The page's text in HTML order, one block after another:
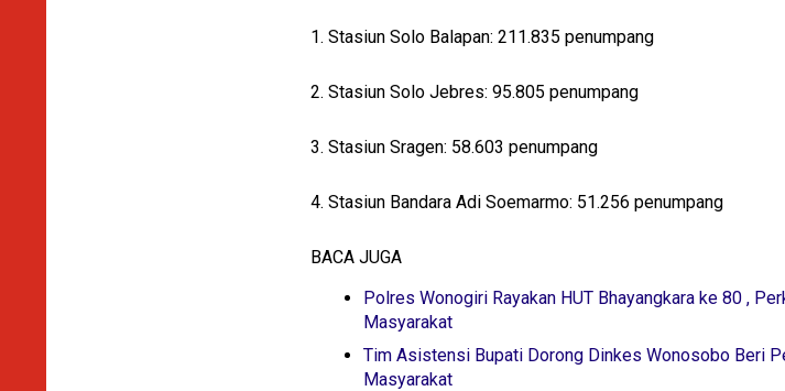
1. Stasiun Solo Balapan: 211.835 penumpang
2. Stasiun Solo Jebres: 95.805 penumpang
3. Stasiun Sragen: 58.603 penumpang
4. Stasiun Bandara Adi Soemarmo: 51.256 penumpang
BACA JUGA
Polres Wonogiri Rayakan HUT Bhayangkara ke 80 ,
Masyarakat
Tim Asistensi Bupati Dorong Dinkes Wonosobo Beri
Masyarakat